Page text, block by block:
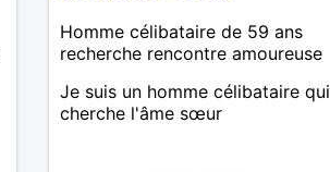
Homme célibataire de 59 ans
recherche rencontre amoureuse
Je suis un homme célibataire qui
cherche l'âme sœur